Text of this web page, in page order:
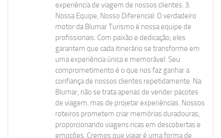
experiência de viagem de nossos clientes. 3.
Nossa Equipe, Nosso Diferencial: O verdadeiro
motor da Blumar Turismo é nossa equipe de
profissionais. Com paixão e dedicação, eles
garantem que cada itinerário se transforme em
uma experiência única e memorável. Seu
comprometimento é o que nos faz ganhar a
confiança de nossos clientes repetidamente. Na
Blumar, não se trata apenas de vender pacotes
de viagem, mas de projetar experiências. Nossos
roteiros prometem criar memórias duradouras,
proporcionando viagens ricas em descobertas e
emoções. Cremos que viajar é uma forma de